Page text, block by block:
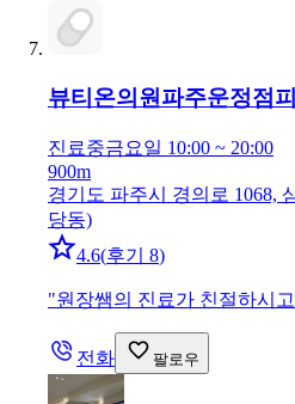
뷰티온의원파주운정점
진료중금요일 10:00 ~ 20:00
900m
경기도 파주시 경의로 1068,
당동)
4.6(후기 8)
"원장쌤의 진료가 친절하시
전화 팔로우